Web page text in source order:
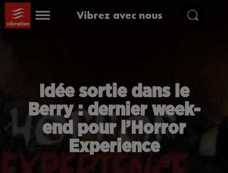
Vibrez avec nous
Idée sortie dans le
Berry : dernier week-
end pour l’Horror
Experience